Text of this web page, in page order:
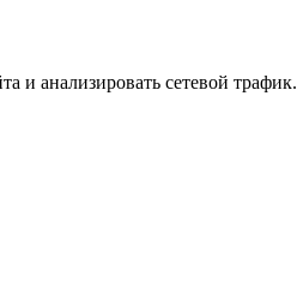
и анализировать сетевой трафик.